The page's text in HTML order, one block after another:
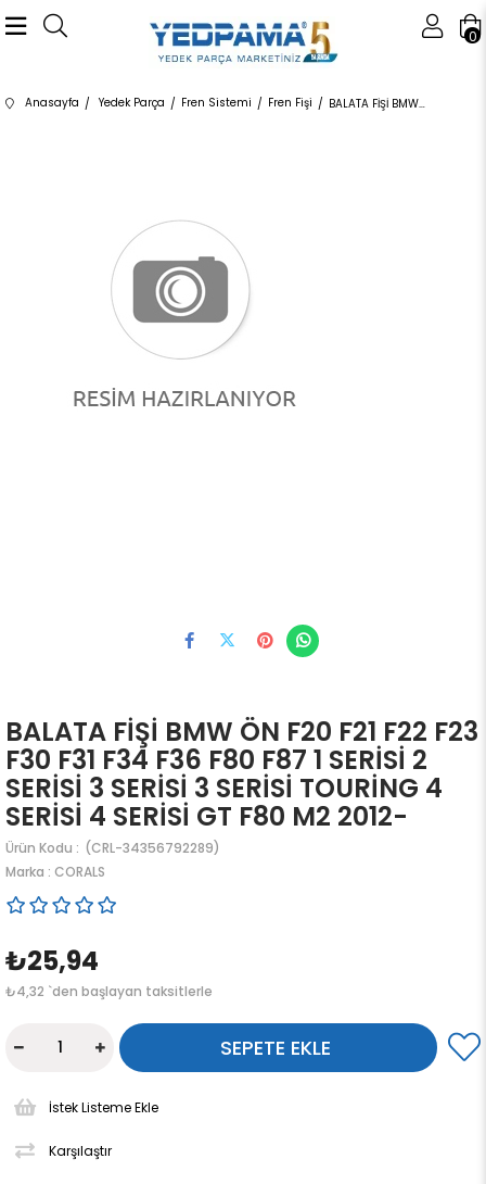
0
Anasayfa Yedek Parça Fren Sistemi Fren Fişi BALATA FİŞİ BMW ÖN F20 F21 F22 F23 F30 F31 F34 F36 F80 F87 1 SERİSİ 2 SERİSİ 3 SERİSİ 3 SERİSİ TOURİNG 4 SERİSİ 4 SERİSİ GT F80 M2 2012-
BALATA FİŞİ BMW ÖN F20 F21 F22 F23
F30 F31 F34 F36 F80 F87 1 SERİSİ 2
SERİSİ 3 SERİSİ 3 SERİSİ TOURİNG 4
SERİSİ 4 SERİSİ GT F80 M2 2012-
(CRL-34356792289)
Marka : CORALS
₺25,94
₺4,32 `den başlayan taksitlerle
İstek Listeme Ekle
Karşılaştır